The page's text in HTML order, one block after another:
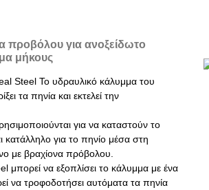
προβόλου για ανοξείδωτο
μήκους
Steel Το υδραυλικό κάλυμμα του
τα πηνία και εκτελεί την
για να καταστούν το
για το πηνίο μέσα στη
με βραχίονα πρόβολου.
μπορεί να εξοπλίσει το κάλυμμα με ένα
να τροφοδοτήσει αυτόματα τα πηνία